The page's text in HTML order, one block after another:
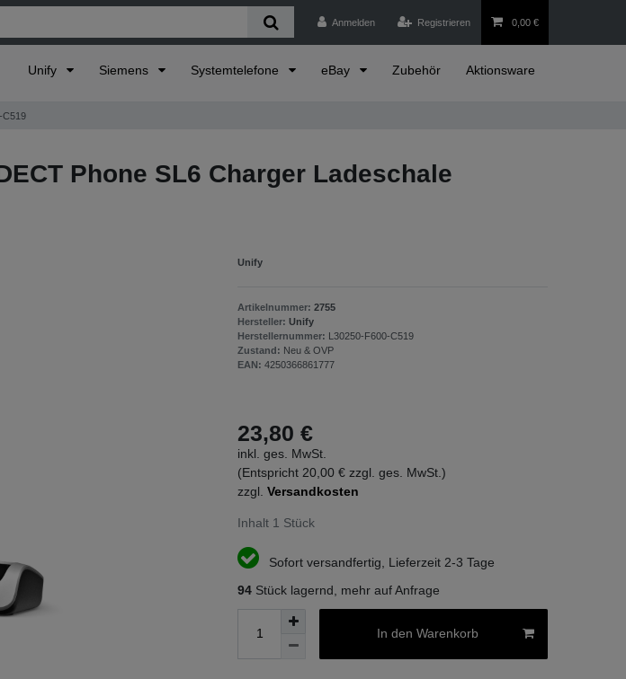
Anmelden Registrieren 0,00 €
Unify Siemens Systemtelefone eBay Zubehör Aktionsware
C519
Phone SL6 Charger Ladeschale
Unify
Artikelnummer: 2755
Hersteller: Unify
Herstellernummer: L30250-F600-C519
Zustand: Neu & OVP
EAN: 4250366861777
23,80 €
inkl. ges. MwSt.
(Entspricht 20,00 € zzgl. ges. MwSt.)
zzgl. Versandkosten
Inhalt 1 Stück
Sofort versandfertig, Lieferzeit 2-3 Tage
94 Stück lagernd, mehr auf Anfrage
In den Warenkorb